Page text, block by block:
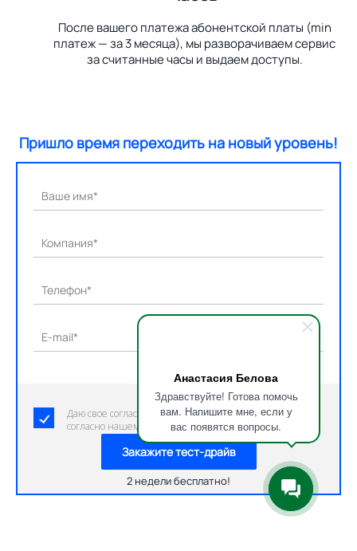
Анастасия Белова
Здравствуйте! Готова помочь
вам. Напишите мне, если у
вас появятся вопросы.
После вашего платежа абонентской платы (min
платеж — за 3 месяца), мы разворачиваем сервис
за считанные часы и выдаем доступы.
Пришло время переходить на новый уровень!
Ваше имя*
Компания*
Телефон*
E-mail*
Даю свое согласие на обработку персональных данных
согласно нашему пользовательскому соглашению.
Закажите тест-драйв
2 недели бесплатно!